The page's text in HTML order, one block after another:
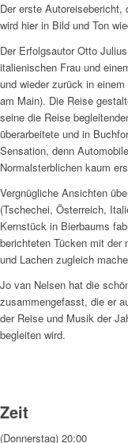
Der erste
wird hier in Bild und Ton
Der Erfolgsautor Otto
italienischen Frau und
und wieder zurück in
am Main). Die Reise
seine die Reise
überarbeitete und in
Sensation, denn
Normalsterblichen kaum
Vergnügliche Ansichten
(Tschechei, Österreich,
Kernstück in Bierbaums
berichteten Tücken mit der
und Lachen zugleich
Jo van Nelsen hat die
zusammengefasst, die er
der Reise und Musik der
begleiten wird.
Zeit
(Donnerstag) 20:00